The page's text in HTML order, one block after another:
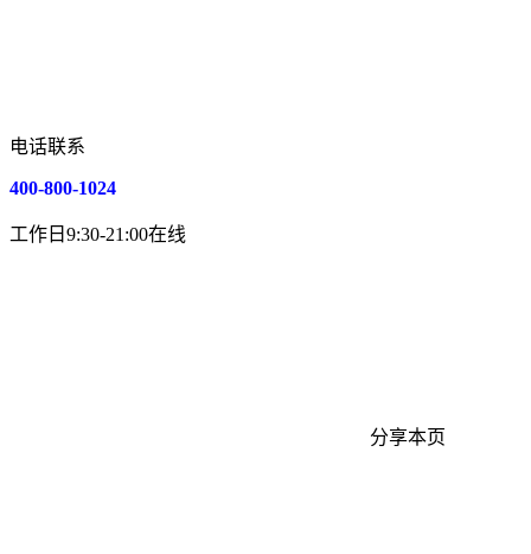
电话联系
400-800-1024
工作日9:30-21:00在线
分享本页